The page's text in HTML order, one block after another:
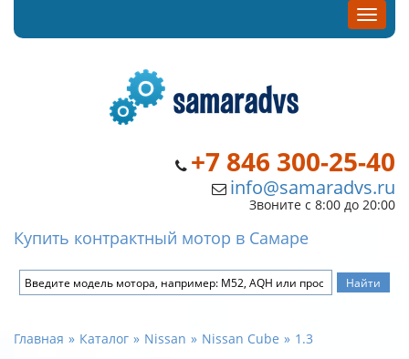
+7 846 300-25-40
info@samaradvs.ru
Звоните с 8:00 до 20:00
Купить контрактный мотор в Самаре
Главная Каталог Nissan Nissan Cube 1.3